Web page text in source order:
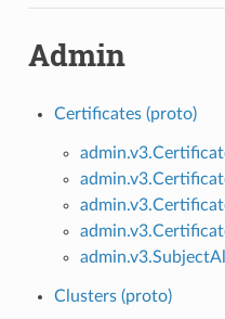
Admin
Certificates (proto)
Clusters (proto)